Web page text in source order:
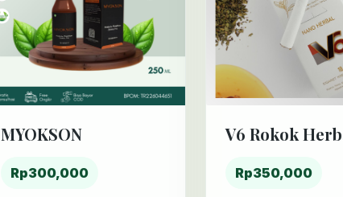
MYOKSON
Rp300,000
V6 Rokok
Rp350,000